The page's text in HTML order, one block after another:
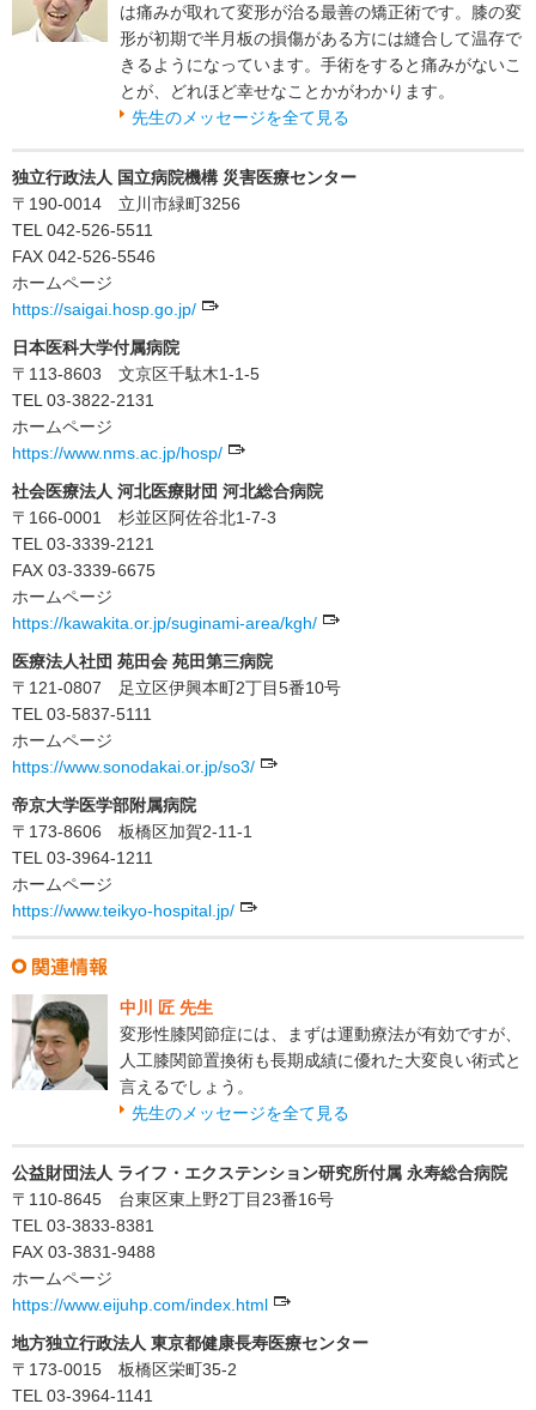
は痛みが取れて変形が治る最善の矯正術です。膝の変
形が初期で半月板の損傷がある方には縫合して温存で
きるようになっています。手術をすると痛みがないこ
とが、どれほど幸せなことかがわかります。
先生のメッセージを全て見る
独立行政法人 国立病院機構 災害医療センター
〒190-0014 立川市緑町3256
TEL 042-526-5511
FAX 042-526-5546
ホームページ
https://saigai.hosp.go.jp/
日本医科大学付属病院
〒113-8603 文京区千駄木1-1-5
TEL 03-3822-2131
ホームページ
https://www.nms.ac.jp/hosp/
社会医療法人 河北医療財団 河北総合病院
〒166-0001 杉並区阿佐谷北1-7-3
TEL 03-3339-2121
FAX 03-3339-6675
ホームページ
https://kawakita.or.jp/suginami-area/kgh/
医療法人社団 苑田会 苑田第三病院
〒121-0807 足立区伊興本町2丁目5番10号
TEL 03-5837-5111
ホームページ
https://www.sonodakai.or.jp/so3/
帝京大学医学部附属病院
〒173-8606 板橋区加賀2-11-1
TEL 03-3964-1211
ホームページ
https://www.teikyo-hospital.jp/
中川 匠 先生
変形性膝関節症には、まずは運動療法が有効ですが、
人工膝関節置換術も長期成績に優れた大変良い術式と
言えるでしょう。
先生のメッセージを全て見る
公益財団法人 ライフ・エクステンション研究所付属 永寿総合病院
〒110-8645 台東区東上野2丁目23番16号
TEL 03-3833-8381
FAX 03-3831-9488
ホームページ
https://www.eijuhp.com/index.html
地方独立行政法人 東京都健康長寿医療センター
〒173-0015 板橋区栄町35-2
TEL 03-3964-1141